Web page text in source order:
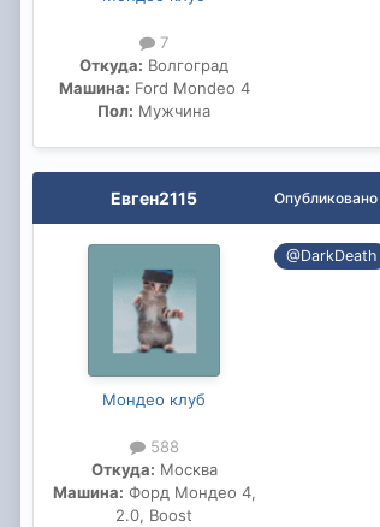
7
Откуда: Волгоград
Машина: Ford Mondeo 4
Пол: Мужчина
Евген2115
Мондео клуб
588
Откуда: Москва
Машина: Форд Мондео 4,
2.0, Boost
Опубликовано
@DarkDeath